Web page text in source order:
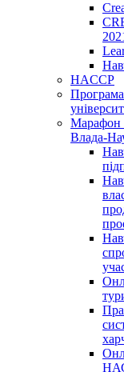
HACCP
Програма
Марафон
Влада-